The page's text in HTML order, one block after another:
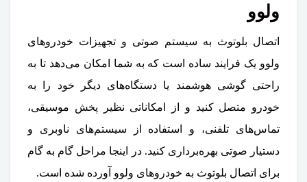
ولوو
اتصال بلوتوث به سیستم صوتی و تجهیزات خودروهای
ولوو یک فرایند ساده است که به شما امکان می‌دهد تا به
راحتی گوشی هوشمند یا دستگاه‌های دیگر خود را به
خودرو متصل کنید و از امکاناتی نظیر پخش موسیقی،
تماس‌های تلفنی، و استفاده از سیستم‌های ناوبری و
دستیار صوتی بهره‌برداری کنید. در اینجا مراحل گام به گام
برای اتصال بلوتوث به خودروهای ولوو آورده شده است.